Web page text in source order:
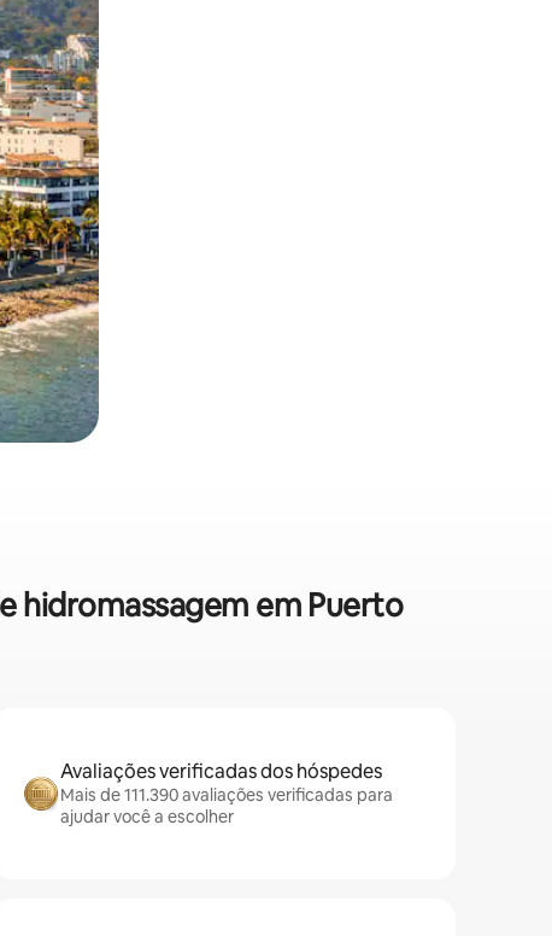
deslizando o dedo na tela.
hidromassagem em Puerto
Avaliações verificadas dos hóspedes
Mais de 111.390 avaliações verificadas para
ajudar você a escolher